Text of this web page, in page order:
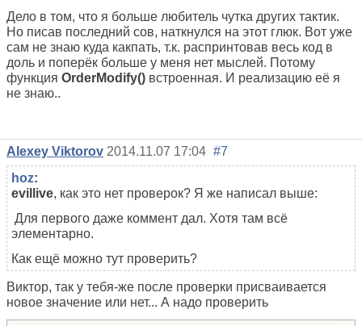
Дело в том, что я больше любитель чутка других тактик.
Но писав последний сов, наткнулся на этот глюк. Вот уже
сам не знаю куда какпать, т.к. распринтовав весь код в
доль и поперёк больше у меня нет мыслей. Потому
функция OrderModify() встроенная. И реализацию её я
не знаю..
Alexey Viktorov 2014.11.07 17:04 #7
hoz:
evillive, как это нет проверок? Я же написал выше:
Для первого даже коммент дал. Хотя там всё
элементарно.
Как ещё можно тут проверить?
Виктор, так у тебя-же после проверки присваивается
новое значение или нет... А надо проверить